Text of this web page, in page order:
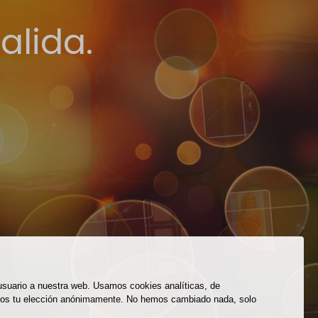
a nuestra web. Usamos cookies analíticas, de
tu elección anónimamente. No hemos cambiado nada, solo